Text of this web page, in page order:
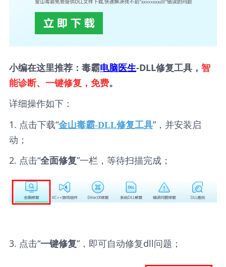
小编在这里推荐：毒霸电脑医生-DLL修复工具， 智
能诊断、一键修复，免费。
详细操作如下：
1. 点击下载“金山毒霸-DLL修复工具”，并安装启
动；
2. 点击“全面修复”一栏，等待扫描完成；
3. 点击“一键修复”，即可自动修复dll问题；